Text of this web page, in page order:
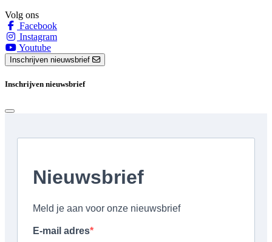
Volg ons
Facebook
Instagram
Youtube
Inschrijven nieuwsbrief
Inschrijven nieuwsbrief